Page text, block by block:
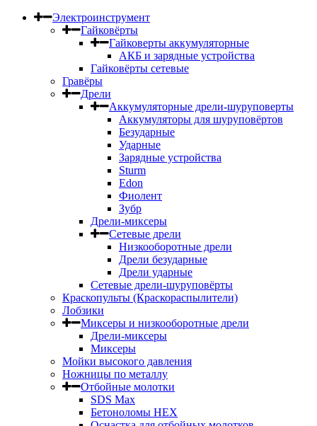
Электроинструмент
Гайковёрты
Гайковерты аккумуляторные
АКБ и зарядные устройства
Гайковёрты сетевые
Гравёры
Дрели
Аккумуляторные дрели-шуруповерты
Аккумуляторы для шуруповёртов
Безударные
Ударные
Зарядные устройства
Sturm
Edon
Фиолент
Зубр
Дрели-миксеры
Сетевые дрели
Низкооборотные дрели
Дрели безударные
Дрели ударные
Сетевые дрели-шуруповёрты
Краскопульты (Краскораспылители)
Лобзики
Миксеры и низкооборотные дрели
Дрели-миксеры
Миксеры
Мойки высокого давления
Ножницы по металлу
Отбойные молотки
SDS Max
Бетоноломы HEX